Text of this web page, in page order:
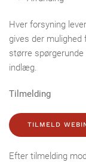
Hver forsyning
gives der
større
indlæg.
Tilmelding
TILMELD
Efter tilmelding